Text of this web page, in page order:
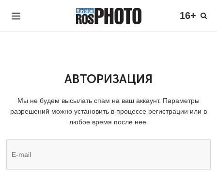
16+
АВТОРИЗАЦИЯ
Мы не будем высылать спам на ваш аккаунт. Параметры
разрешений можно установить в процессе регистрации или в
любое время после нее.